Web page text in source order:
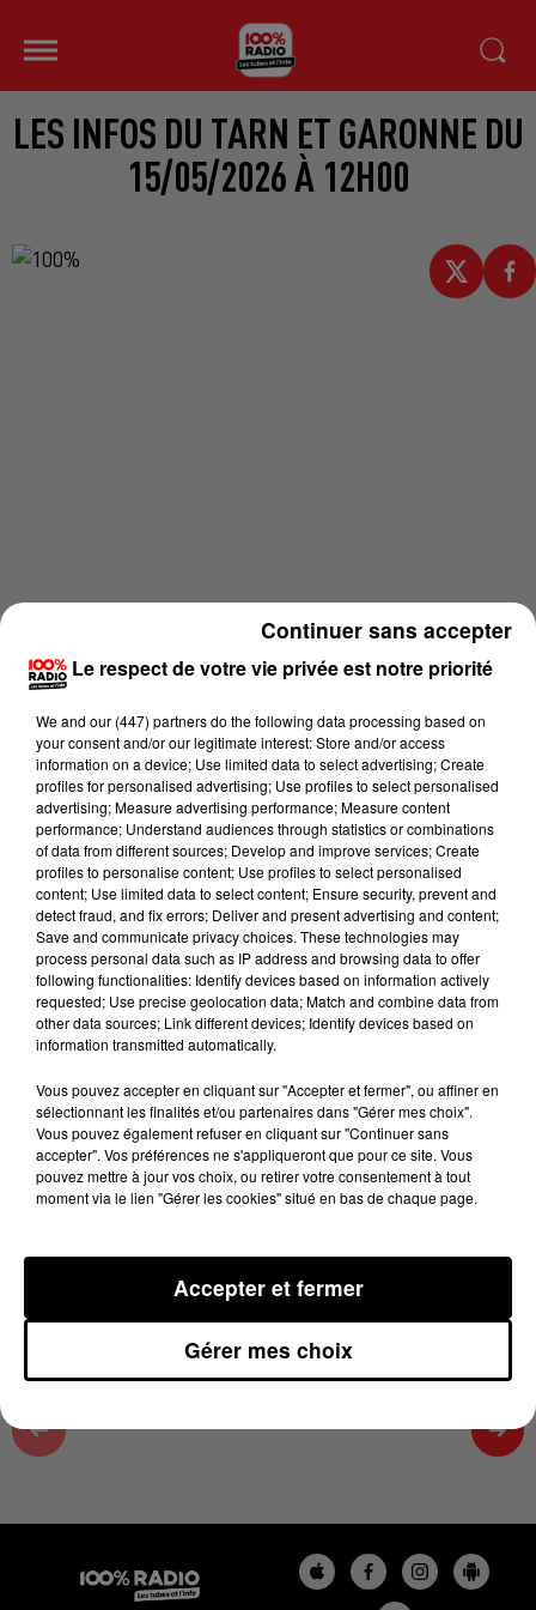
LES INFOS DU TARN ET GARONNE DU
15/05/2026 À 12H00
Lecture (3 min 10 sec)
100%
Les infos du Tarn et Garonne du 15/05/2026 à
15 mai 2026 - 3 min 10 sec
LES INFOS DU TARN ET GARONNE DU
15/05/2026 À 12H00
Podcasts infos du Tarn et Garonne
Le respect de votre vie privée est notre priorité
We and our (447) partnersdo the following data processing based on
your consent and/or our legitimate interest: Store and/or access
information on a device; Use limited data to select advertising; Create
profiles for personalised advertising; Use profiles to select personalised
advertising; Measure advertising performance; Measure content
performance; Understand audiences through statistics or combinations
of data from different sources; Develop and improve services; Create
profiles to personalise content; Use profiles to select personalised
content; Use limited data to select content; Ensure security, prevent and
detect fraud, and fix errors; Deliver and present advertising and content;
Save and communicate privacy choices. These technologies may
process personal data such as IP address and browsing data to offer
following functionalities: Identify devices based on information actively
requested; Use precise geolocation data; Match and combine data from
other data sources; Link different devices; Identify devices based on
information transmitted automatically.
Vous pouvez accepter en cliquant sur "Accepter et fermer", ou affiner en
sélectionnant les finalités et/ou partenaires dans "Gérer mes choix".
Vous pouvez également refuser en cliquant sur "Continuer sans
accepter". Vos préférences ne s'appliqueront que pour ce site. Vous
pouvez mettre à jour vos choix, ou retirer votre consentement à tout
moment via le lien "Gérer les cookies" situé en bas de chaque page.
Gérer mes choix
Accepter et fermer
Continuer sans accepter